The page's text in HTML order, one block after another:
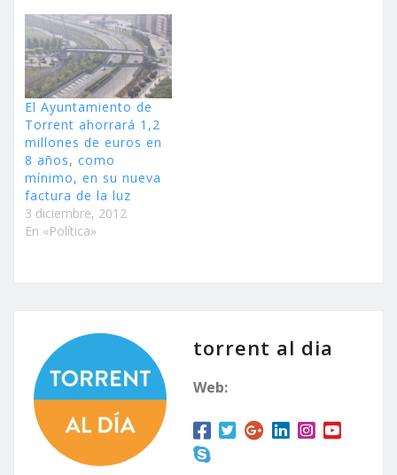
El Ayuntamiento de
Torrent ahorrará 1,2
millones de euros en
8 años, como
mínimo, en su nueva
factura de la luz
3 diciembre, 2012
En «Política»
torrent al dia
Web: